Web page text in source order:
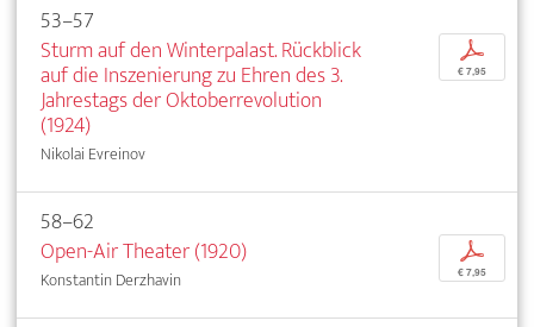
53–57
Sturm auf den Winterpalast. Rückblick
auf die Inszenierung zu Ehren des 3.
Jahrestags der Oktoberrevolution
(1924)
Nikolai Evreinov
p
€ 7,95
58–62
Open-Air Theater (1920)
Konstantin Derzhavin
p
€ 7,95